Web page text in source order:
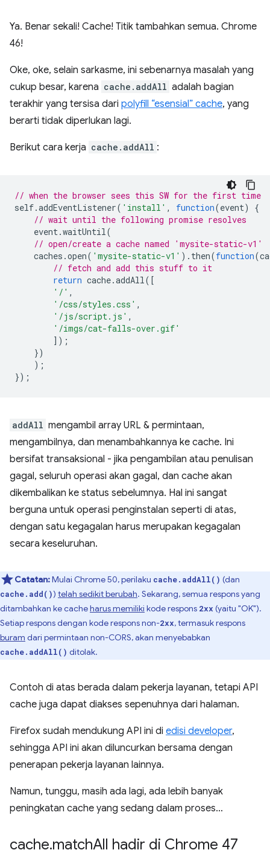
Ya. Benar sekali! Cache! Titik tambahkan semua. Chrome
46!
Oke, oke, selain sarkasme, ini sebenarnya masalah yang
cukup besar, karena cache.addAll adalah bagian
terakhir yang tersisa dari polyfill “esensial” cache, yang
berarti tidak diperlukan lagi.
Berikut cara kerja cache.addAll :
// when the browser sees this SW for the first time
self.addEventListener( 'install' , function(event)
{
// wait until the following promise resolves
event.waitUntil(
// open/create a cache named 'mysite-static-v1'
caches .open( 'mysite-static-v1' ). then(function(
// fetch and add this stuff to it
return cache.addAll([
'/' ,
'/css/styles.css' ,
'/js/script.js' ,
'/imgs/cat-falls-over.gif'
]);
})
);
});
addAll mengambil array URL & permintaan,
mengambilnya, dan menambahkannya ke cache. Ini
bersifat transaksional - jika pengambilan atau penulisan
gagal, seluruh operasi akan gagal, dan cache akan
dikembalikan ke status sebelumnya. Hal ini sangat
berguna untuk operasi penginstalan seperti di atas,
dengan satu kegagalan harus merupakan kegagalan
secara keseluruhan.
Catatan:Mulai Chrome 50, perilaku cache.addAll() (dan
cache.add()) telah sedikit berubah. Sekarang, semua respons yang
ditambahkan ke cacheharus memiliki kode respons 2xx (yaitu "OK").
Setiap respons dengan kode respons non-2xx, termasuk respons
buram dari permintaan non-CORS, akan menyebabkan
cache.addAll() ditolak.
Contoh di atas berada dalam pekerja layanan, tetapi API
cache juga dapat diakses sepenuhnya dari halaman.
Firefox sudah mendukung API ini di edisi developer,
sehingga API ini akan diluncurkan bersama dengan
penerapan pekerja layanan lainnya.
Namun, tunggu, masih ada lagi, ada lebih banyak
peningkatan cache yang sedang dalam proses…
cache.matchAll hadir di Chrome 47